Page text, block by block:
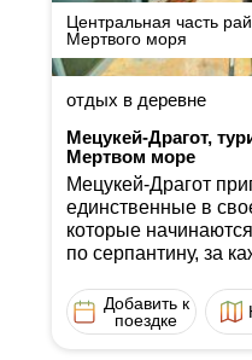
Центральная часть
Мертвого моря
отдых в деревне
Мецукей-Драгот,
Мертвом море
Мецукей-Драгот
единственные в
которые
по серпантину, за
Добавить к
поездке